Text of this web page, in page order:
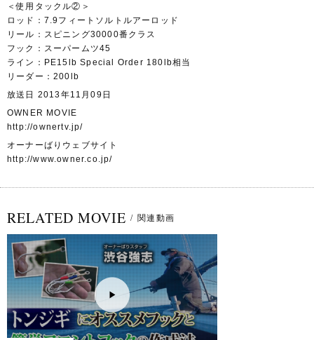
＜使用タックル②＞
ロッド：7.9フィートソルトルアーロッド
リール：スピニング30000番クラス
フック：スーパームツ45
ライン：PE15lb Special Order 180lb相当
リーダー：200lb
放送日 2013年11月09日
OWNER MOVIE
http://ownertv.jp/
オーナーばりウェブサイト
http://www.owner.co.jp/
RELATED MOVIE / 関連動画